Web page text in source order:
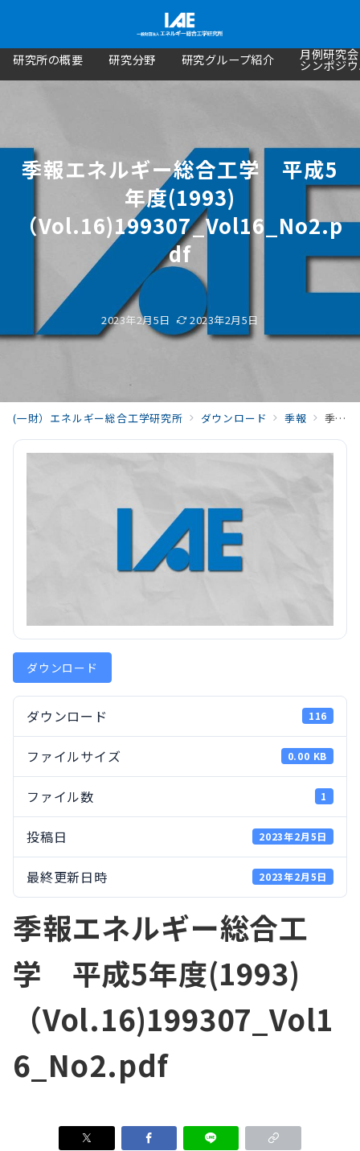
研究所の概要 研究分野 研究グループ紹介 月例研究
シンポジ
季報エネルギー総合工学 平成5
年度(1993)
（Vol.16)199307_Vol16_No2.p
df
2023年2月5日 2023年2月5日
(一財）エネルギー総合工学研究所 ダウンロード 季報 季報エネルギー総合工学 平成5年度(1993) （Vol.16)199307_Vol16_No2.pdf
ダウンロード
ダウンロード 116
ファイルサイズ 0.00 KB
ファイル数 1
投稿日 2023年2月5日
最終更新日時 2023年2月5日
季報エネルギー総合工
学 平成5年度(1993)
（Vol.16)199307_Vol1
6_No2.pdf